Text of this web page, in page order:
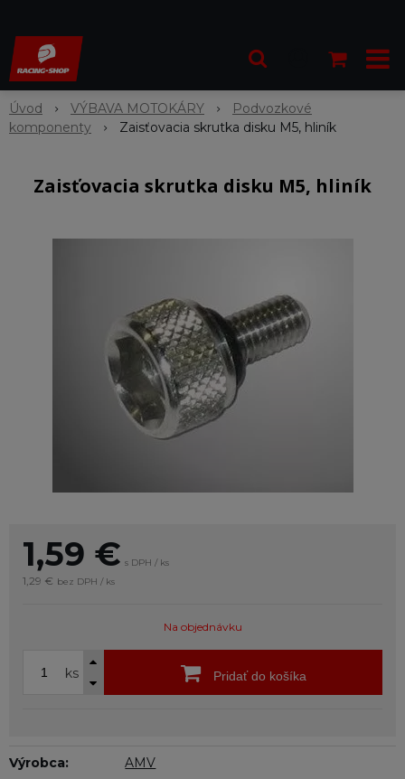
Úvod VÝBAVA MOTOKÁRY
Podvozkové
komponenty
Zaisťovacia skrutka disku M5, hliník
Zaisťovacia skrutka disku M5, hliník
1,59 € s DPH / ks
1,29 € bez DPH / ks
Na objednávku
ks Pridať do košíka
Výrobca: AMV